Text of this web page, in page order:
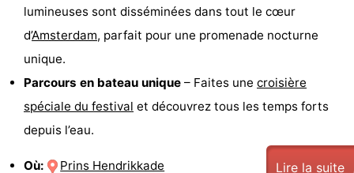
lumineuses sont disséminées dans tout le cœur
d’Amsterdam, parfait pour une promenade nocturne
unique.
Parcours en bateau unique – Faites une croisière
spéciale du festival et découvrez tous les temps forts
depuis l’eau.
Où: Prins Hendrikkade Lire la suite